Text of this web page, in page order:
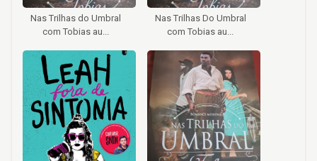
Nas Trilhas do Umbral
com Tobias au...
Nas Trilhas Do Umbral
com Tobias au...